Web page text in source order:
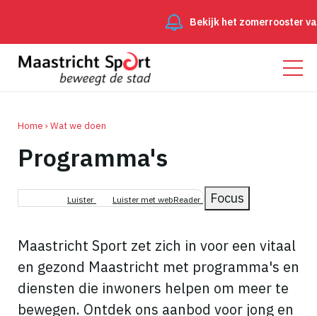
Bekijk het zomerrooster van
Kruimelpad
Home Wat we doen
Programma's
Luister Luister met webReader Focus
Maastricht Sport zet zich in voor een vitaal
en gezond Maastricht met programma's en
diensten die inwoners helpen om meer te
bewegen. Ontdek ons aanbod voor jong en